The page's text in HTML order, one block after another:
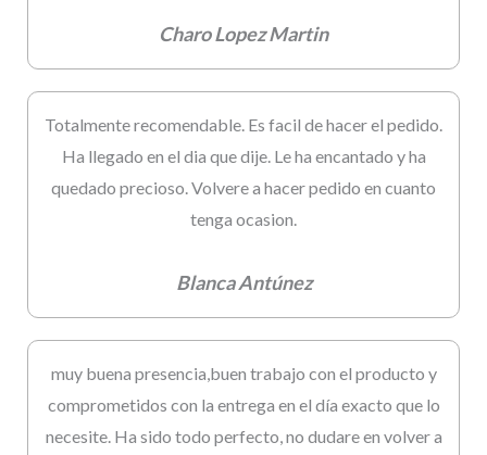
Charo Lopez Martin
Totalmente recomendable. Es facil de hacer el pedido.
Ha llegado en el dia que dije. Le ha encantado y ha
quedado precioso. Volvere a hacer pedido en cuanto
tenga ocasion.
Blanca Antúnez
muy buena presencia,buen trabajo con el producto y
comprometidos con la entrega en el día exacto que lo
necesite. Ha sido todo perfecto, no dudare en volver a